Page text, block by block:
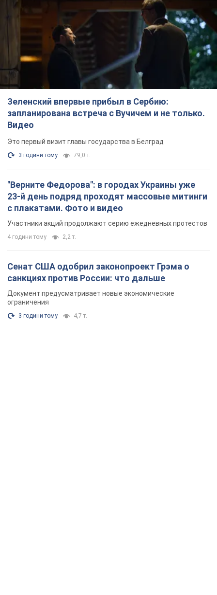
Зеленский впервые прибыл в Сербию:
запланирована встреча с Вучичем и не только.
Видео
Это первый визит главы государства в Белград
3 години тому 79,0 т.
"Верните Федорова": в городах Украины уже
23-й день подряд проходят массовые митинги
с плакатами. Фото и видео
Участники акций продолжают серию ежедневных протестов
4 години тому 2,2 т.
Сенат США одобрил законопроект Грэма о
санкциях против России: что дальше
Документ предусматривает новые экономические
ограничения
3 години тому 4,7 т.